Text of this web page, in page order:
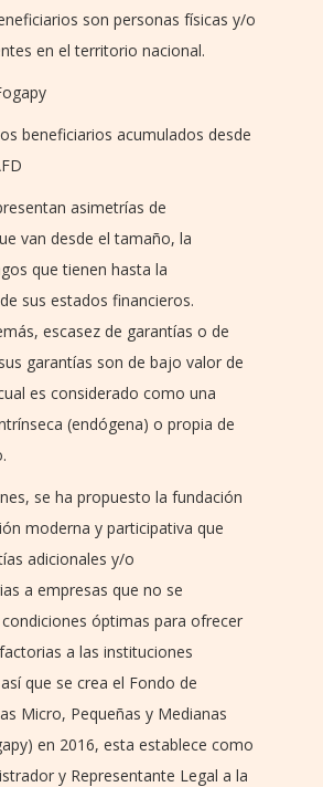
son personas físicas y/o
en el territorio nacional.
beneficiarios acumulados desde
asimetrías de
van desde el tamaño, la
que tienen hasta la
sus estados financieros.
escasez de garantías o de
garantías son de bajo valor de
es considerado como una
(endógena) o propia de
se ha propuesto la fundación
moderna y participativa que
adicionales y/o
a empresas que no se
óptimas para ofrecer
a las instituciones
que se crea el Fondo de
Micro, Pequeñas y Medianas
en 2016, esta establece como
y Representante Legal a la